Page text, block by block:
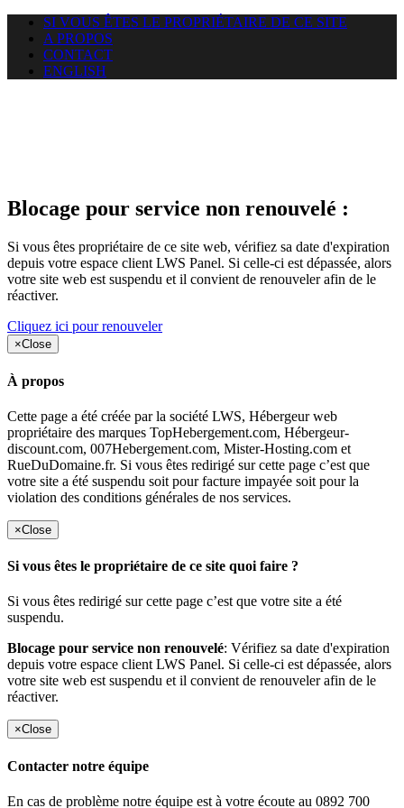
SI VOUS ÊTES LE PROPRIÉTAIRE DE CE SITE
A PROPOS
CONTACT
ENGLISH
Blocage pour service non renouvelé :
Si vous êtes propriétaire de ce site web, vérifiez sa date d'expiration
depuis votre espace client LWS Panel. Si celle-ci est dépassée, alors
votre site web est suspendu et il convient de renouveler afin de le
réactiver.
Cliquez ici pour renouveler
×Close
À propos
Cette page a été créée par la société LWS, Hébergeur web
propriétaire des marques TopHebergement.com, Hébergeur-
discount.com, 007Hebergement.com, Mister-Hosting.com et
RueDuDomaine.fr. Si vous êtes redirigé sur cette page c’est que
votre site a été suspendu soit pour facture impayée soit pour la
violation des conditions générales de nos services.
×Close
Si vous êtes le propriétaire de ce site quoi faire ?
Si vous êtes redirigé sur cette page c’est que votre site a été
suspendu.
Blocage pour service non renouvelé: Vérifiez sa date d'expiration
depuis votre espace client LWS Panel. Si celle-ci est dépassée, alors
votre site web est suspendu et il convient de renouveler afin de le
réactiver.
×Close
Contacter notre équipe
En cas de problème notre équipe est à votre écoute au 0892 700